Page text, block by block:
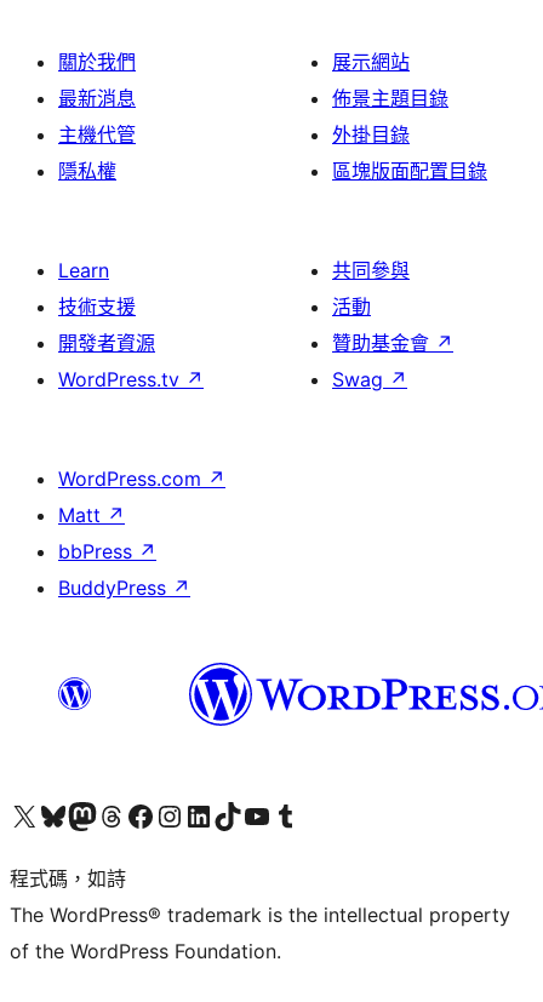
關於我們
最新消息
主機代管
隱私權
展示網站
佈景主題目錄
外掛目錄
區塊版面配置目錄
Learn
技術支援
開發者資源
WordPress.tv ↗
共同參與
活動
贊助基金會 ↗
Swag ↗
WordPress.com ↗
Matt ↗
bbPress ↗
BuddyPress ↗
查看我們的 X (之前的 Twitter) 帳號造訪我們的 Bluesky 帳號造訪我們的 Mastodon 帳號造訪我們的 Threads 帳號 造訪我們的 Facebook 粉絲專頁Visit our Instagram account
Visit our LinkedIn account
造訪我們的 TikTok 帳號Visit our YouTube channel
造訪我們的 Tumblr 帳號
程式碼，如詩
The WordPress® trademark is the intellectual property
of the WordPress Foundation.